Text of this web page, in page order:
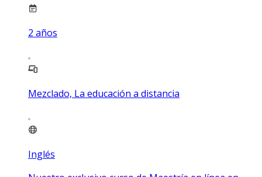
2 años
Mezclado, La educación a distancia
Inglés